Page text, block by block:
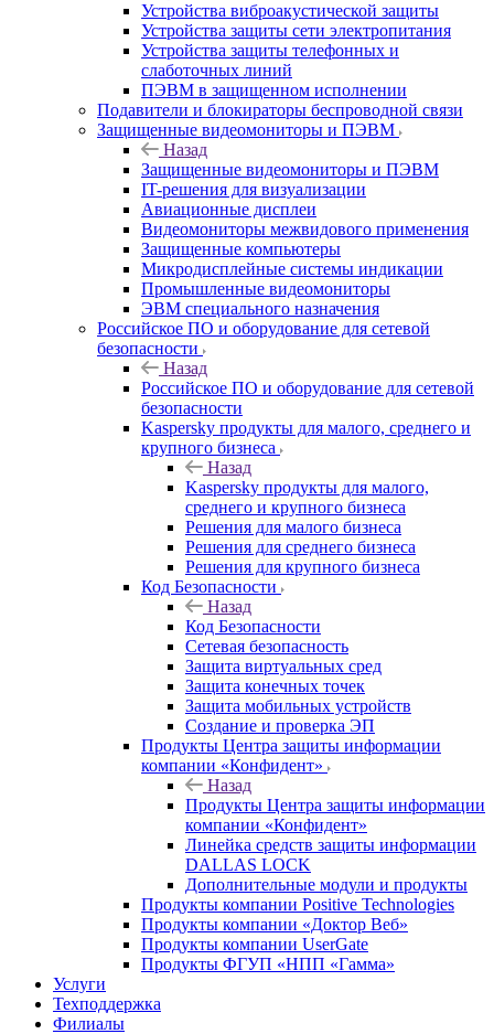
Устройства виброакустической защиты
Устройства защиты сети электропитания
Устройства защиты телефонных и
слаботочных линий
ПЭВМ в защищенном исполнении
Подавители и блокираторы беспроводной связи
Защищенные видеомониторы и ПЭВМ
Назад
Защищенные видеомониторы и ПЭВМ
IT-решения для визуализации
Авиационные дисплеи
Видеомониторы межвидового применения
Защищенные компьютеры
Микродисплейные системы индикации
Промышленные видеомониторы
ЭВМ специального назначения
Российское ПО и оборудование для сетевой
безопасности
Назад
Российское ПО и оборудование для сетевой
безопасности
Kaspersky продукты для малого, среднего и
крупного бизнеса
Назад
Kaspersky продукты для малого,
среднего и крупного бизнеса
Решения для малого бизнеса
Решения для среднего бизнеса
Решения для крупного бизнеса
Код Безопасности
Назад
Код Безопасности
Сетевая безопасность
Защита виртуальных сред
Защита конечных точек
Защита мобильных устройств
Создание и проверка ЭП
Продукты Центра защиты информации
компании «Конфидент»
Назад
Продукты Центра защиты информации
компании «Конфидент»
Линейка средств защиты информации
DALLAS LOCK
Дополнительные модули и продукты
Продукты компании Positive Technologies
Продукты компании «Доктор Веб»
Продукты компании UserGate
Продукты ФГУП «НПП «Гамма»
Услуги
Техподдержка
Филиалы